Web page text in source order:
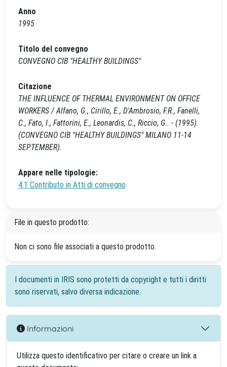
Anno
1995
Titolo del convegno
CONVEGNO CIB "HEALTHY BUILDINGS"
Citazione
THE INFLUENCE OF THERMAL ENVIRONMENT ON OFFICE
WORKERS / Alfano, G., Cirillo, E., D'Ambrosio, F.R., Fanelli,
C., Fato, I., Fattorini, E., Leonardis, C., Riccio, G.. - (1995).
(CONVEGNO CIB "HEALTHY BUILDINGS" MILANO 11-14
SEPTEMBER).
Appare nelle tipologie:
4.1 Contributo in Atti di convegno
File in questo prodotto:
Non ci sono file associati a questo prodotto.
I documenti in IRIS sono protetti da copyright e tutti i diritti
sono riservati, salvo diversa indicazione.
Informazioni
Utilizza questo identificativo per citare o creare un link a